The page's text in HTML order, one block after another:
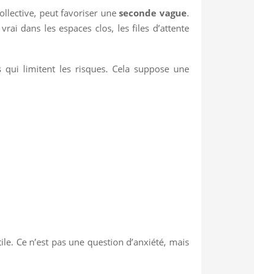
peut favoriser uneseconde vague.
dans les espaces clos, les files d’attente
limitent les risques. Cela suppose une
Ce n’est pas une question d’anxiété, mais